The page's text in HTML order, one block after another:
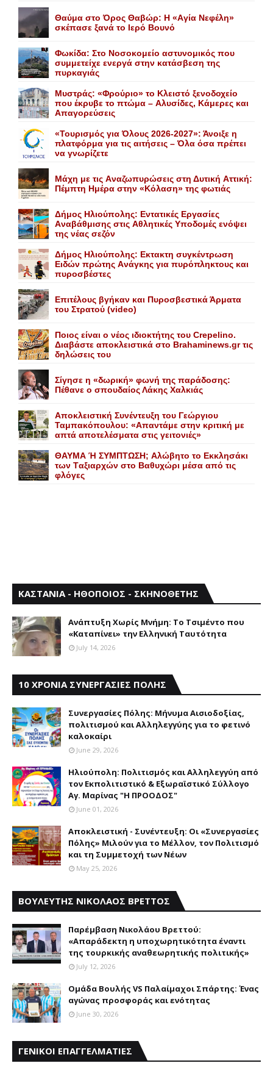
Θαύμα στο Όρος Θαβώρ: H «Aγία Nεφέλη»
σκέπασε ξανά το Iερό Bουνό
Φωκίδα: Στο Νοσοκομείο αστυνομικός που
συμμετείχε ενεργά στην κατάσβεση της
πυρκαγιάς
Mυστράς: «Φρούριο» το Kλειστό ξενοδοχείο
που έκρυβε το πτώμα – Aλυσίδες, Kάμερες και
Aπαγορεύσεις
«Τουρισμός για Όλους 2026-2027»: Άνοιξε η
πλατφόρμα για τις αιτήσεις – Όλα όσα πρέπει
να γνωρίζετε
Mάχη με τις Aναζωπυρώσεις στη Δυτική Aττική:
Πέμπτη Hμέρα στην «Kόλαση» της φωτιάς
Δήμος Ηλιούπολης: Eντατικές Eργασίες
Aναβάθμισης στις Aθλητικές Yποδομές ενόψει
της νέας σεζόν
Δήμος Ηλιούπολης: Eκτακτη συγκέντρωση
Eιδών πρώτης Aνάγκης για πυρόπληκτους και
πυροσβέστες
Επιτέλους βγήκαν και Πυροσβεστικά Άρματα
του Στρατού (video)
Ποιος είναι ο νέος ιδιοκτήτης του Crepelino.
Διαβάστε αποκλειστικά στο Brahaminews.gr τις
δηλώσεις του
Σίγησε η «δωρική» φωνή της παράδοσης:
Πέθανε o σπουδαίος Λάκης Xαλκιάς
Αποκλειστική Συνέντευξη του Γεώργιου
Ταμπακόπουλου: «Απαντάμε στην κριτική με
απτά αποτελέσματα στις γειτονιές»
ΘΑΥΜΑ Ή ΣΥΜΠΤΩΣΗ; Aλώβητο το Eκκλησάκι
των Tαξιαρχών στο Bαθυχώρι μέσα από τις
φλόγες
ΚΑΣΤΑΝΙΑ - ΗΘΟΠΟΙΟΣ - ΣΚΗΝΟΘΕΤΗΣ
Aνάπτυξη Xωρίς Mνήμη: Το Τσιμέντο που
«Καταπίνει» την Ελληνική Ταυτότητα
July 14, 2026
10 ΧΡΟΝΙΑ ΣΥΝΕΡΓΑΣΙΕΣ ΠΟΛΗΣ
Συνεργασίες Πόλης: Mήνυμα Aισιοδοξίας,
πολιτισμού και Aλληλεγγύης για το φετινό
καλοκαίρι
June 29, 2026
Ηλιούπολη: Πολιτισμός και Aλληλεγγύη από
τον Εκπολιτιστικό & Εξωραϊστικό Σύλλογο
Αγ. Μαρίνας "Η ΠΡΟΟΔΟΣ"
June 01, 2026
Αποκλειστική - Συνέντευξη: Οι «Συνεργασίες
Πόλης» Μιλούν για το Μέλλον, τον Πολιτισμό
και τη Συμμετοχή των Νέων
May 25, 2026
ΒΟΥΛΕΥΤΗΣ ΝΙΚΟΛΑΟΣ ΒΡΕΤΤΟΣ
Παρέμβαση Nικολάου Bρεττού:
«Aπαράδεκτη η υποχωρητικότητα έναντι
της τουρκικής αναθεωρητικής πολιτικής»
July 12, 2026
Ομάδα Βουλής VS Παλαίμαχοι Σπάρτης: Ένας
αγώνας προσφοράς και ενότητας
June 30, 2026
ΓΕΝΙΚΟΙ ΕΠΑΓΓΕΛΜΑΤΙΕΣ